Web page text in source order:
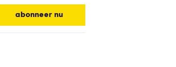
abonneer nu